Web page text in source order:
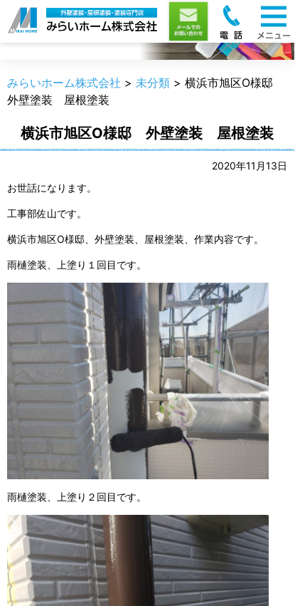
職人のうんちく
みらいホーム株式会社 > 未分類 > 横浜市旭区O様邸
外壁塗装 屋根塗装
横浜市旭区O様邸 外壁塗装 屋根塗装
2020年11月13日
お世話になります。
工事部佐山です。
横浜市旭区O様邸、外壁塗装、屋根塗装、作業内容です。
雨樋塗装、上塗り１回目です。
雨樋塗装、上塗り２回目です。